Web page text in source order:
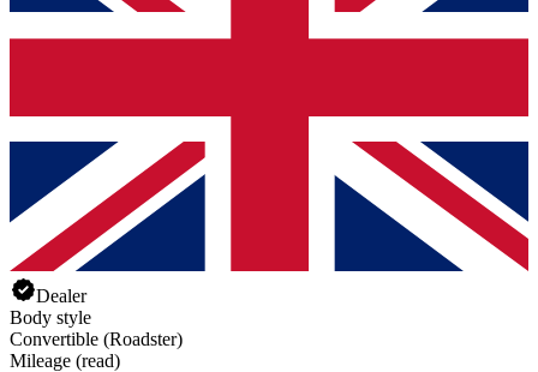
Dealer
Body style
Convertible (Roadster)
Mileage (read)